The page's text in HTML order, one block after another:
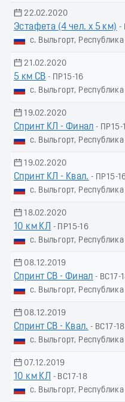
22.02.2020
Эстафета (4 чел. х 5 км) -
с. Выльгорт,
21.02.2020
5 км СВ - ПР15-16
с. Выльгорт,
19.02.2020
Спринт КЛ - Финал - ПР15-
с. Выльгорт,
19.02.2020
Спринт КЛ - Квал. - ПР15-
с. Выльгорт,
18.02.2020
10 км КЛ
- ПР15-16
с. Выльгорт,
08.12.2019
Спринт СВ - Финал - ВС17-
с. Выльгорт,
08.12.2019
Спринт СВ - Квал. - ВС17-18
с. Выльгорт,
07.12.2019
10 км КЛ
- ВС17-18
с. Выльгорт,